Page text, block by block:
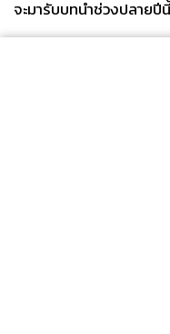
จะมารับบทนำช่วงปลายปีนี้